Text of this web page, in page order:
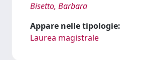
Bisetto, Barbara
Appare nelle tipologie:
Laurea magistrale